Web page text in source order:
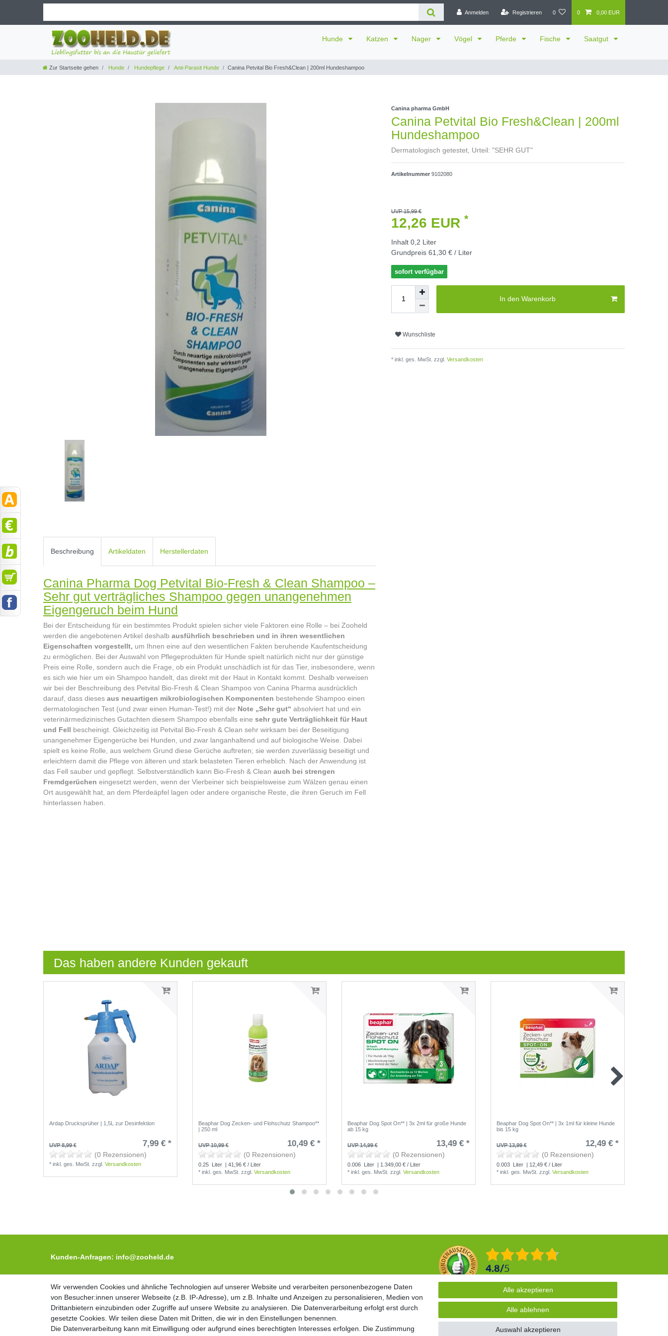
Anmelden Registrieren 0 0 0,00 EUR
Hunde Katzen Nager Vögel Pferde Fische Saatgut
Zur Startseite gehen Hunde Hundepflege Anti-Parasit Hunde Canina Petvital Bio Fresh&Clean | 200ml Hundeshampoo
Canina pharma GmbH
Canina Petvital Bio Fresh&Clean | 200ml
Hundeshampoo
Dermatologisch getestet, Urteil: "SEHR GUT"
Artikelnummer 9102080
UVP 15,99 €
12,26 EUR *
Inhalt 0,2 Liter
Grundpreis 61,30 € / Liter
sofort verfügbar
In den Warenkorb
Wunschliste
* inkl. ges. MwSt. zzgl. Versandkosten
Beschreibung Artikeldaten Herstellerdaten
Canina Pharma Dog Petvital Bio-Fresh & Clean Shampoo –
Sehr gut verträgliches Shampoo gegen unangenehmen
Eigengeruch beim Hund
Bei der Entscheidung für ein bestimmtes Produkt spielen sicher viele Faktoren eine Rolle – bei Zooheld
werden die angebotenen Artikel deshalb ausführlich beschrieben und in ihren wesentlichen
Eigenschaften vorgestellt, um Ihnen eine auf den wesentlichen Fakten beruhende Kaufentscheidung
zu ermöglichen. Bei der Auswahl von Pflegeprodukten für Hunde spielt natürlich nicht nur der günstige
Preis eine Rolle, sondern auch die Frage, ob ein Produkt unschädlich ist für das Tier, insbesondere, wenn
es sich wie hier um ein Shampoo handelt, das direkt mit der Haut in Kontakt kommt. Deshalb verweisen
wir bei der Beschreibung des Petvital Bio-Fresh & Clean Shampoo von Canina Pharma ausdrücklich
darauf, dass dieses aus neuartigen mikrobiologischen Komponenten bestehende Shampoo einen
dermatologischen Test (und zwar einen Human-Test!) mit der Note „Sehr gut“ absolviert hat und ein
veterinärmedizinisches Gutachten diesem Shampoo ebenfalls eine sehr gute Verträglichkeit für Haut
und Fell bescheinigt. Gleichzeitig ist Petvital Bio-Fresh & Clean sehr wirksam bei der Beseitigung
unangenehmer Eigengerüche bei Hunden, und zwar langanhaltend und auf biologische Weise. Dabei
spielt es keine Rolle, aus welchem Grund diese Gerüche auftreten; sie werden zuverlässig beseitigt und
erleichtern damit die Pflege von älteren und stark belasteten Tieren erheblich. Nach der Anwendung ist
das Fell sauber und gepflegt. Selbstverständlich kann Bio-Fresh & Clean auch bei strengen
Fremdgerüchen eingesetzt werden, wenn der Vierbeiner sich beispielsweise zum Wälzen genau einen
Ort ausgewählt hat, an dem Pferdeäpfel lagen oder andere organische Reste, die ihren Geruch im Fell
hinterlassen haben.
Das haben andere Kunden gekauft
Ardap Drucksprüher | 1,5L zur Desinfektion
UVP 8,99 € 7,99 € *
(0 Rezensionen)
*inkl. ges. MwSt. zzgl.Versandkosten
Beaphar Dog Zecken- und Flohschutz Shampoo**
| 250 ml
UVP 10,99 € 10,49 € *
(0 Rezensionen)
0.25 Liter | 41,96 € / Liter
*inkl. ges. MwSt. zzgl.Versandkosten
Beaphar Dog Spot On** | 3x 2ml für große Hunde
ab 15 kg
UVP 14,99 € 13,49 € *
(0 Rezensionen)
0.006 Liter | 1.349,00 € / Liter
*inkl. ges. MwSt. zzgl.Versandkosten
Beaphar Dog Spot On** | 3x 1ml für kleine Hunde
bis 15 kg
UVP 13,99 € 12,49 € *
(0 Rezensionen)
0.003 Liter | 12,49 € / Liter
*inkl. ges. MwSt. zzgl.Versandkosten
Kunden-Anfragen: info@zooheld.de
Über uns
Zahlung und Versand
Retouren
Zooheld Blog
Widerrufsrecht
Vertrag widerrufen
Geschäftsbedingungen
Datenschutzerklärung
Kontakt
4.8/5
Wir verwenden Cookies und ähnliche Technologien auf unserer Website und verarbeiten personenbezogene Daten
von Besucher:innen unserer Webseite (z.B. IP-Adresse), um z.B. Inhalte und Anzeigen zu personalisieren, Medien von
Drittanbietern einzubinden oder Zugriffe auf unsere Website zu analysieren. Die Datenverarbeitung erfolgt erst durch
gesetzte Cookies. Wir teilen diese Daten mit Dritten, die wir in den Einstellungen benennen.
Die Datenverarbeitung kann mit Einwilligung oder aufgrund eines berechtigten Interesses erfolgen. Die Zustimmung
Alle akzeptieren
Alle ablehnen
Auswahl akzeptieren
Wir verwenden Cookies und ähnliche Technologien auf unserer Website und verarbeiten personenbezogene Daten
von Besucher:innen unserer Webseite (z.B. IP-Adresse), um z.B. Inhalte und Anzeigen zu personalisieren, Medien von
Drittanbietern einzubinden oder Zugriffe auf unsere Website zu analysieren. Die Datenverarbeitung erfolgt erst durch
gesetzte Cookies. Wir teilen diese Daten mit Dritten, die wir in den Einstellungen benennen.
Die Datenverarbeitung kann mit Einwilligung oder aufgrund eines berechtigten Interesses erfolgen. Die Zustimmung
Alle akzeptieren
Alle ablehnen
Auswahl akzeptieren